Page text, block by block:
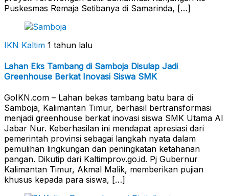
Puskesmas Remaja Setibanya di Samarinda, […]
IKN Kaltim 1 tahun lalu
Lahan Eks Tambang di Samboja Disulap Jadi
Greenhouse Berkat Inovasi Siswa SMK
GoIKN.com – Lahan bekas tambang batu bara di
Samboja, Kalimantan Timur, berhasil bertransformasi
menjadi greenhouse berkat inovasi siswa SMK Utama Al
Jabar Nur. Keberhasilan ini mendapat apresiasi dari
pemerintah provinsi sebagai langkah nyata dalam
pemulihan lingkungan dan peningkatan ketahanan
pangan. Dikutip dari Kaltimprov.go.id. Pj Gubernur
Kalimantan Timur, Akmal Malik, memberikan pujian
khusus kepada para siswa, […]